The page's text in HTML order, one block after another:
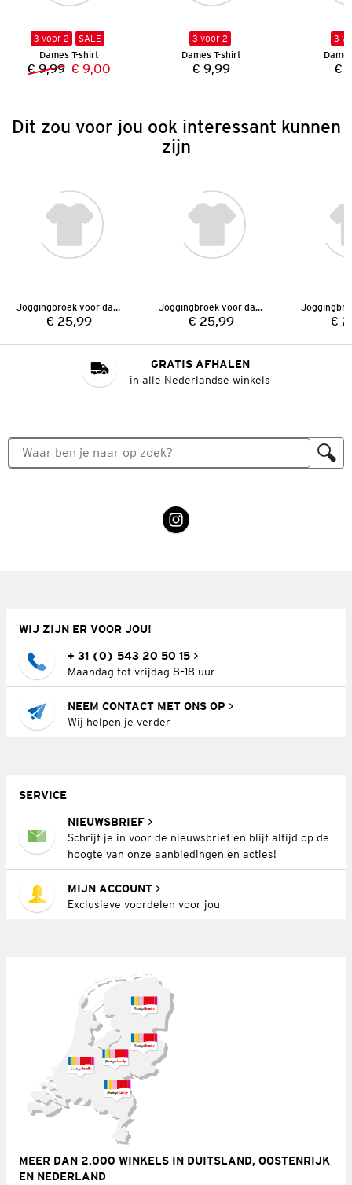
3 voor 2
SALE
Dames T-shirt
Vorige prijs:
€ 9,99 Nieuwe prijs:
€ 9,00
3 voor 2
Dames T-shirt
Prijs:
€ 9,99
3
€
Dit zou voor jou ook interessant kunnen
zijn
Joggingbroek voor dames
Prijs:
€ 25,99
Joggingbroek voor dames
Prijs:
€ 25,99 €
GRATIS AFHALEN
in alle Nederlandse winkels
WIJ ZIJN ER VOOR JOU!
+ 31 (0) 543 20 50 15
Maandag tot vrijdag 8–18 uur
NEEM CONTACT MET ONS OP
Wij helpen je verder
SERVICE
NIEUWSBRIEF
Schrijf je in voor de nieuwsbrief en blijf altijd op de
hoogte van onze aanbiedingen en acties!
MIJN ACCOUNT
Exclusieve voordelen voor jou
MEER DAN 2.000 WINKELS IN DUITSLAND, OOSTENRIJK
EN NEDERLAND